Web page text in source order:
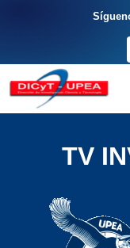
TV